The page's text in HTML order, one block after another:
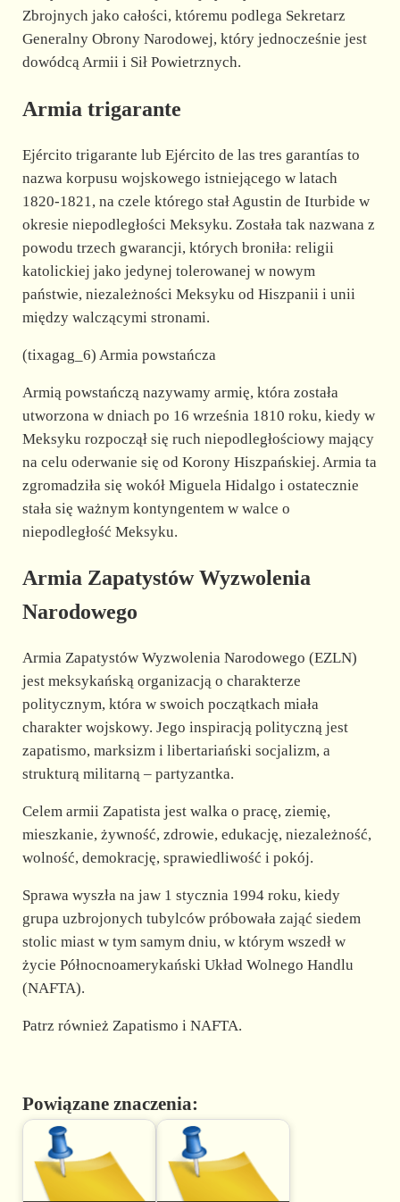
Zbrojnych jako całości, któremu podlega Sekretarz
Generalny Obrony Narodowej, który jednocześnie jest
dowódcą Armii i Sił Powietrznych.
Armia trigarante
Ejército trigarante lub Ejército de las tres garantías to
nazwa korpusu wojskowego istniejącego w latach
1820-1821, na czele którego stał Agustin de Iturbide w
okresie niepodległości Meksyku. Została tak nazwana z
powodu trzech gwarancji, których broniła: religii
katolickiej jako jedynej tolerowanej w nowym
państwie, niezależności Meksyku od Hiszpanii i unii
między walczącymi stronami.
(tixagag_6) Armia powstańcza
Armią powstańczą nazywamy armię, która została
utworzona w dniach po 16 września 1810 roku, kiedy w
Meksyku rozpoczął się ruch niepodległościowy mający
na celu oderwanie się od Korony Hiszpańskiej. Armia ta
zgromadziła się wokół Miguela Hidalgo i ostatecznie
stała się ważnym kontyngentem w walce o
niepodległość Meksyku.
Armia Zapatystów Wyzwolenia
Narodowego
Armia Zapatystów Wyzwolenia Narodowego (EZLN)
jest meksykańską organizacją o charakterze
politycznym, która w swoich początkach miała
charakter wojskowy. Jego inspiracją polityczną jest
zapatismo, marksizm i libertariański socjalizm, a
strukturą militarną – partyzantka.
Celem armii Zapatista jest walka o pracę, ziemię,
mieszkanie, żywność, zdrowie, edukację, niezależność,
wolność, demokrację, sprawiedliwość i pokój.
Sprawa wyszła na jaw 1 stycznia 1994 roku, kiedy
grupa uzbrojonych tubylców próbowała zająć siedem
stolic miast w tym samym dniu, w którym wszedł w
życie Północnoamerykański Układ Wolnego Handlu
(NAFTA).
Patrz również Zapatismo i NAFTA.
Powiązane znaczenia: